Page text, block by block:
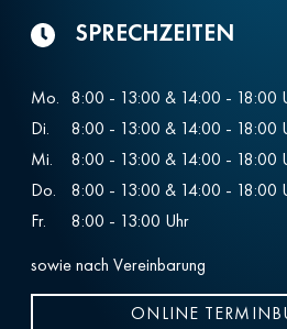
SPRECHZEITEN
Mo. 8:00 - 13:00 & 14:00 - 18:00
Di.
8:00 - 13:00 & 14:00 - 18:00
Mi.
8:00 - 13:00 & 14:00 - 18:00
Do.
8:00 - 13:00 & 14:00 - 18:00
Fr.
8:00 - 13:00 Uhr
sowie nach Vereinbarung
ONLINE